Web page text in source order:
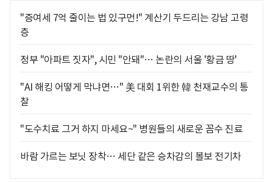
"증여세 7억 줄이는 법 있구먼!" 계산기 두드리는 강남 고령
층
정부 "아파트 짓자", 시민 "안돼"… 논란의 서울 '황금 땅'
"AI 해킹 어떻게 막냐면…" 美 대회 1위한 韓 천재교수의 통
찰
"도수치료 그거 하지 마세요~" 병원들의 새로운 꼼수 진료
바람 가르는 보닛 장착… 세단 같은 승차감의 볼보 전기차